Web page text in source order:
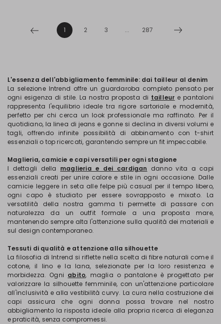
1 2 3 ... 287
L'essenza dell'abbigliamento femminile: dai tailleur al denim
La selezione Intrend offre un guardaroba completo pensato per
ogni esigenza di stile. La nostra proposta di tailleur e pantaloni
rappresenta l'equilibrio ideale tra rigore sartoriale e modernità,
perfetto per chi cerca un look professionale ma raffinato. Per il
quotidiano, la linea di jeans e gonne si declina in diversi volumi e
tagli, offrendo infinite possibilità di abbinamento con t-shirt
essenziali o top ricercati, garantendo sempre un fit impeccabile.
Maglieria, camicie e capi versatili per ogni stagione
I dettagli della maglieria e dei cardigan danno vita a capi
essenziali creati per unire calore e stile in ogni occasione. Dalle
camicie leggere in seta alle felpe più casual per il tempo libero,
ogni capo è studiato per essere sovrapposto e mixato. La
versatilità della nostra gamma ti permette di passare con
naturalezza da un outfit formale a una proposta mare,
mantenendo sempre alta l'attenzione sulla qualità dei materiali e
sul design contemporaneo.
Tessuti di qualità e attenzione alla silhouette
La filosofia di Intrend si riflette nella scelta di fibre naturali come il
cotone, il lino e la lana, selezionate per la loro resistenza e
morbidezza. Ogni abito, maglia o pantalone è progettato per
valorizzare la silhouette femminile, con un'attenzione particolare
all'inclusività e alla vestibilità curvy. La cura nella costruzione dei
capi assicura che ogni donna possa trovare nel nostro
abbigliamento la risposta ideale alla propria ricerca di eleganza
e praticità, senza compromessi.